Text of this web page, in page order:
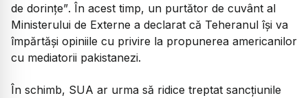
de dorințe”. În acest timp, un purtător de cuvânt al
Ministerului de Externe a declarat că Teheranul își va
împărtăși opiniile cu privire la propunerea americanilor
cu mediatorii pakistanezi.
În schimb, SUA ar urma să ridice treptat sancțiunile